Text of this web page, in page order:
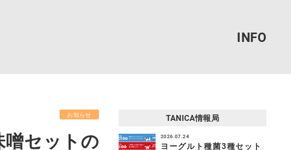
お知らせ
セットの
TANICA情報局
2026.07.24
ヨーグルト種菌3種セット